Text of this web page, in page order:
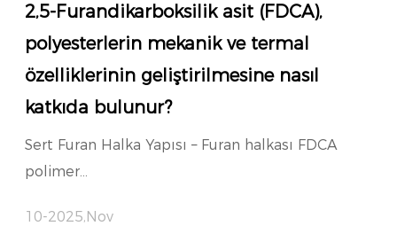
2,5-Furandikarboksilik asit (FDCA),
polyesterlerin mekanik ve termal
özelliklerinin geliştirilmesine nasıl
katkıda bulunur?
Sert Furan Halka Yapısı – Furan halkası FDCA
polimer...
10-2025,Nov